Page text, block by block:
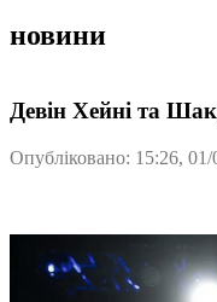
новини
Девін Хейні та
Опубліковано: 15:26,